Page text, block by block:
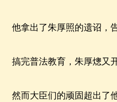
他拿出了朱厚照的遗诏，告
搞完普法教育，朱厚熜又开
然而大臣们的顽固超出了他